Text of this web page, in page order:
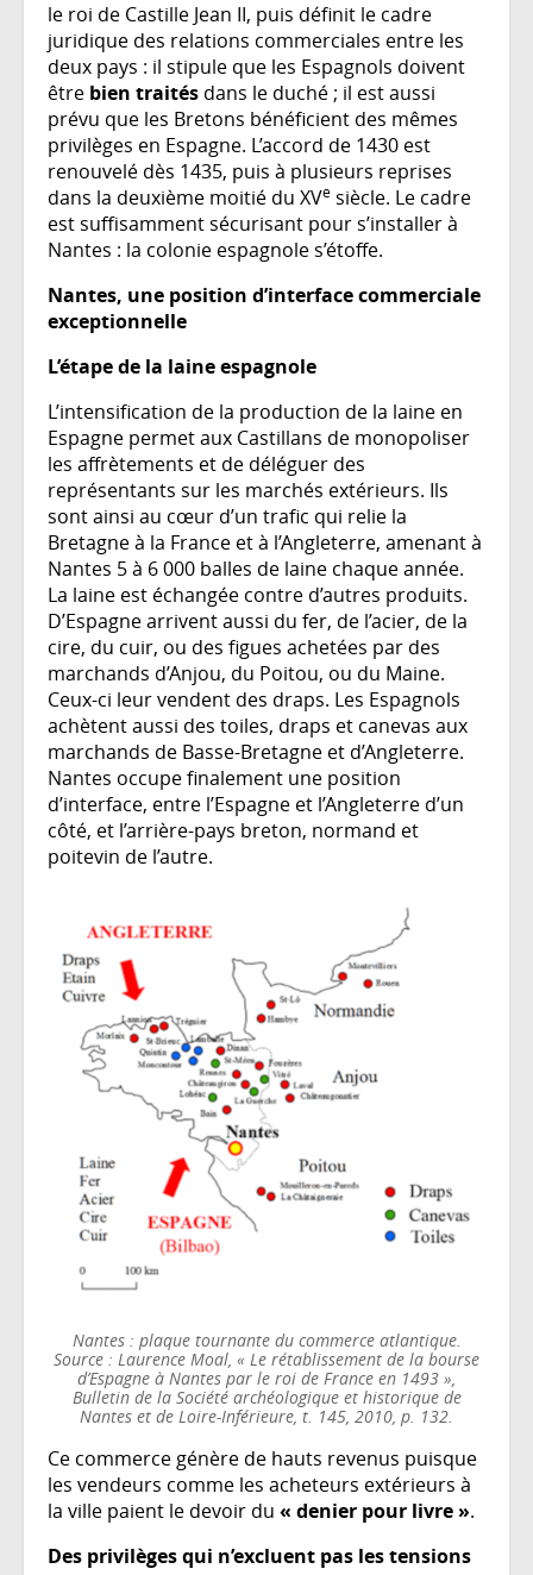
le roi de Castille Jean II, puis définit le cadre
juridique des relations commerciales entre les
deux pays : il stipule que les Espagnols doivent
être bien traités dans le duché ; il est aussi
prévu que les Bretons bénéficient des mêmes
privilèges en Espagne. L’accord de 1430 est
renouvelé dès 1435, puis à plusieurs reprises
dans la deuxième moitié du XVe siècle. Le cadre
est suffisamment sécurisant pour s’installer à
Nantes : la colonie espagnole s’étoffe.
Nantes, une position d’interface commerciale
exceptionnelle
L’étape de la laine espagnole
L’intensification de la production de la laine en
Espagne permet aux Castillans de monopoliser
les affrètements et de déléguer des
représentants sur les marchés extérieurs. Ils
sont ainsi au cœur d’un trafic qui relie la
Bretagne à la France et à l’Angleterre, amenant à
Nantes 5 à 6 000 balles de laine chaque année.
La laine est échangée contre d’autres produits.
D’Espagne arrivent aussi du fer, de l’acier, de la
cire, du cuir, ou des figues achetées par des
marchands d’Anjou, du Poitou, ou du Maine.
Ceux-ci leur vendent des draps. Les Espagnols
achètent aussi des toiles, draps et canevas aux
marchands de Basse-Bretagne et d’Angleterre.
Nantes occupe finalement une position
d’interface, entre l’Espagne et l’Angleterre d’un
côté, et l’arrière-pays breton, normand et
poitevin de l’autre.
Nantes : plaque tournante du commerce atlantique.
Source : Laurence Moal, « Le rétablissement de la bourse
d’Espagne à Nantes par le roi de France en 1493 »,
Bulletin de la Société archéologique et historique de
Nantes et de Loire-Inférieure, t. 145, 2010, p. 132.
Ce commerce génère de hauts revenus puisque
les vendeurs comme les acheteurs extérieurs à
la ville paient le devoir du « denier pour livre».
Des privilèges qui n’excluent pas les tensions